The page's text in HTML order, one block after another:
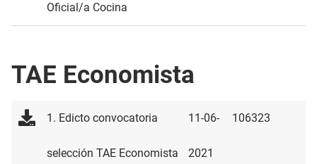
Oficial/a Cocina
TAE Economista
1. Edicto convocatoria
selección TAE Economista
11-06-
2021
106323